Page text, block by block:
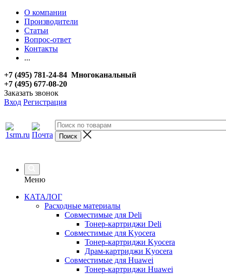
О компании
Производители
Статьи
Вопрос-ответ
Контакты
...
+7 (495) 781-24-84 Многоканальный
+7 (495) 677-08-20
Заказать звонок
Вход Регистрация
Меню
КАТАЛОГ
Расходные материалы
Совместимые для Deli
Тонер-картриджи Deli
Совместимые для Kyocera
Тонер-картриджи Kyocera
Драм-картриджи Kyocera
Совместимые для Huawei
Тонер-картриджи Huawei